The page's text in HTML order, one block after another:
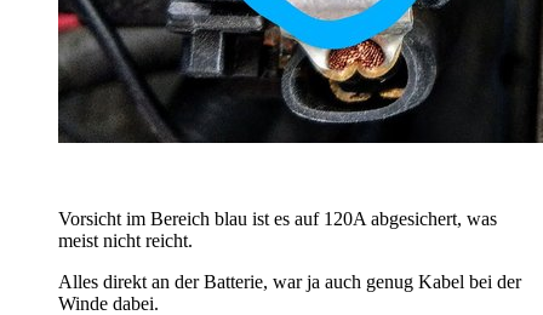
Vorsicht im Bereich blau ist es auf 120A abgesichert, was
meist nicht reicht.
Alles direkt an der Batterie, war ja auch genug Kabel bei der
Winde dabei.